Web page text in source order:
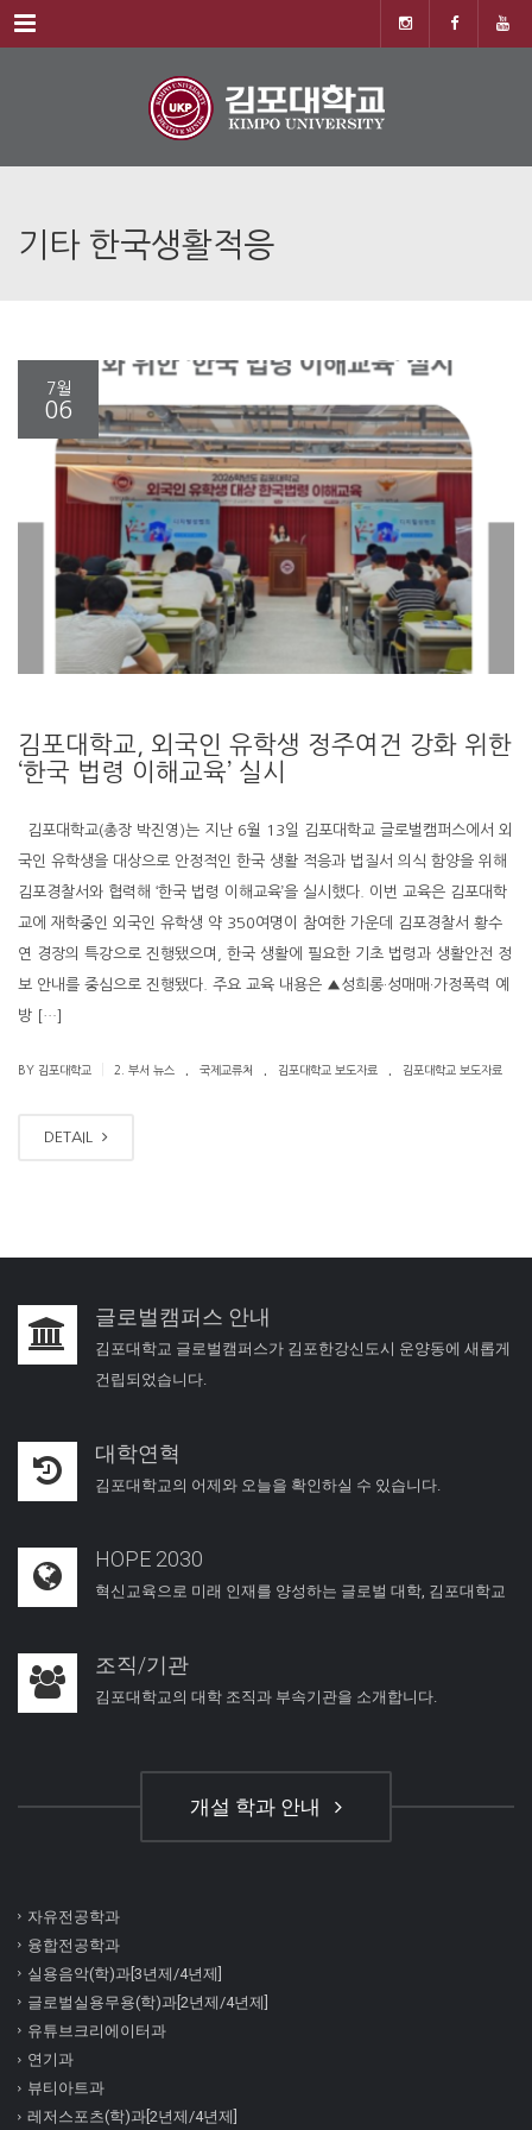
Menu
기타 한국생활적응
7월
06
김포대학교, 외국인 유학생 정주여건 강화 위한
‘한국 법령 이해교육’ 실시
김포대학교(총장 박진영)는 지난 6월 13일 김포대학교 글로벌캠퍼스에서 외
국인 유학생을 대상으로 안정적인 한국 생활 적응과 법질서 의식 함양을 위해
김포경찰서와 협력해 ‘한국 법령 이해교육’을 실시했다. 이번 교육은 김포대학
교에 재학중인 외국인 유학생 약 350여명이 참여한 가운데 김포경찰서 황수
연 경장의 특강으로 진행됐으며, 한국 생활에 필요한 기초 법령과 생활안전 정
보 안내를 중심으로 진행됐다. 주요 교육 내용은 ▲성희롱·성매매·가정폭력 예
방 […]
BY 김포대학교 2. 부서 뉴스 국제교류처 김포대학교 보도자료 김포대학교 보도자료
DETAIL
글로벌캠퍼스 안내
김포대학교 글로벌캠퍼스가 김포한강신도시 운양동에 새롭게
건립되었습니다.
대학연혁
김포대학교의 어제와 오늘을 확인하실 수 있습니다.
HOPE 2030
혁신교육으로 미래 인재를 양성하는 글로벌 대학, 김포대학교
조직/기관
김포대학교의 대학 조직과 부속기관을 소개합니다.
개설 학과 안내
자유전공학과
융합전공학과
실용음악(학)과[3년제/4년제]
글로벌실용무용(학)과[2년제/4년제]
유튜브크리에이터과
연기과
뷰티아트과
레저스포츠(학)과[2년제/4년제]